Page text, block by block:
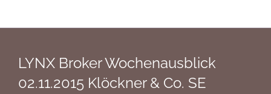
LYNX Broker Wochenausblick
02.11.2015 Klöckner & Co. SE